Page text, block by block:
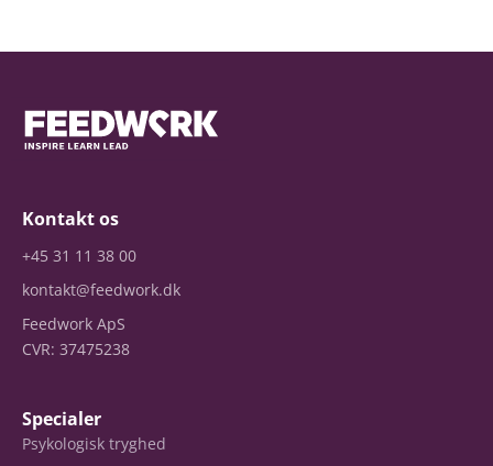
Kontakt os
+45 31 11 38 00
kontakt@feedwork.dk
Feedwork ApS
CVR: 37475238
Specialer
Psykologisk tryghed